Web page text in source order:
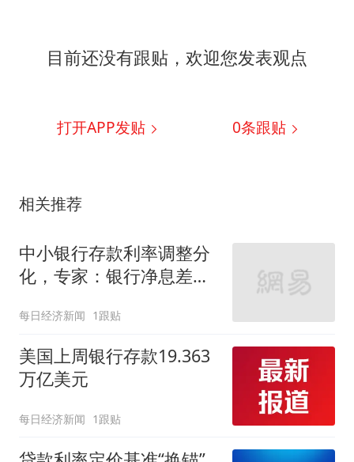
目前还没有跟贴，欢迎您发表观点
打开APP发贴 0条跟贴
相关推荐
中小银行存款利率调整分
化，专家：银行净息差仍
主流策略
每日经济新闻 1跟贴
美国上周银行存款19.363
万亿美元
每日经济新闻 1跟贴